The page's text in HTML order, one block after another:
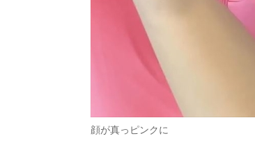
顔が真っピンクに